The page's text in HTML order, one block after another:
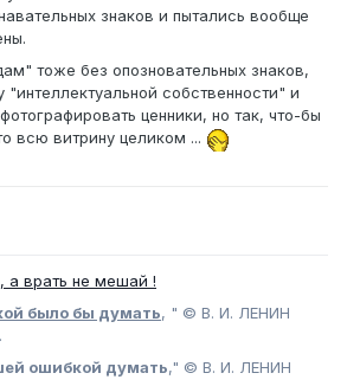
знаков и пытались вообще
тоже без опозновательных знаков,
собственности" и
ценники, но так, что-бы
всю витрину целиком ...
врать не мешай !
было бы думать, " © В. И. ЛЕНИН
ошибкой думать," © В. И. ЛЕНИН